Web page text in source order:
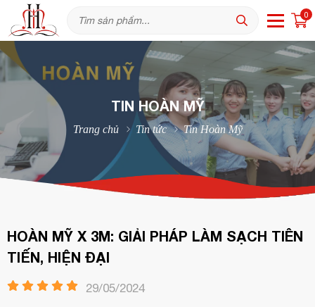
0
TIN HOÀN MỸ
Trang chủ Tin tức Tin Hoàn Mỹ
HOÀN MỸ X 3M: GIẢI PHÁP LÀM SẠCH TIÊN
TIẾN, HIỆN ĐẠI
29/05/2024